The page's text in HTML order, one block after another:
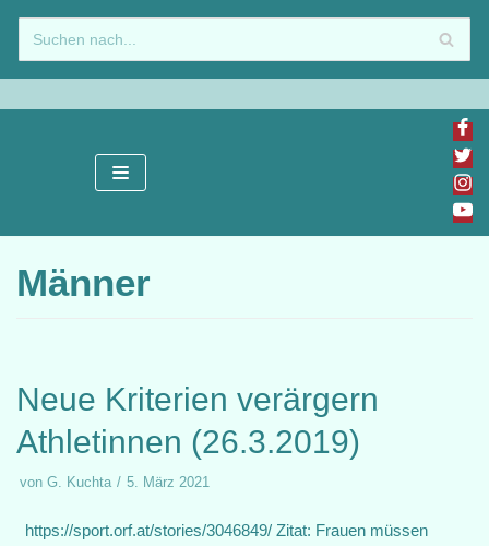
Zum
Inhalt
springen
Männer
Neue Kriterien verärgern
Athletinnen (26.3.2019)
von G. Kuchta 5. März 2021
https://sport.orf.at/stories/3046849/ Zitat: Frauen müssen